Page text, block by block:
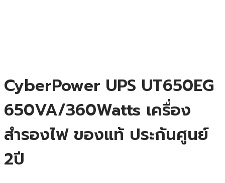
CyberPower UPS UT650EG
650VA/360Watts เครื่อง
สำรองไฟ ของแท้ ประกันศูนย์
2ปี